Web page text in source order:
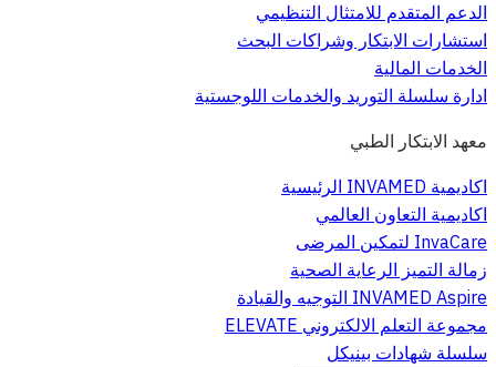
الدعم المتقدم للامتثال التنظيمي
استشارات الابتكار وشراكات البحث
الخدمات المالية
ادارة سلسلة التوريد والخدمات اللوجستية
معهد الابتكار الطبي
اكاديمية INVAMED الرئيسية
اكاديمية التعاون العالمي
InvaCare لتمكين المرضى
زمالة التميز الرعاية الصحية
INVAMED Aspire التوجيه والقيادة
مجموعة التعلم الالكتروني ELEVATE
سلسلة شهادات بينيكل